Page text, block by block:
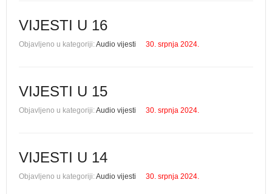
VIJESTI U 16
Objavljeno u kategoriji:Audio vijesti 30. srpnja 2024.
VIJESTI U 15
Objavljeno u kategoriji:Audio vijesti 30. srpnja 2024.
VIJESTI U 14
Objavljeno u kategoriji:Audio vijesti 30. srpnja 2024.